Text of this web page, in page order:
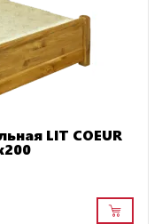
LIT COEUR